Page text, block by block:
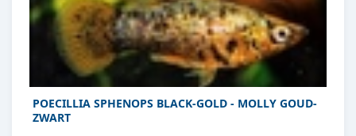
POECILLIA SPHENOPS BLACK-GOLD - MOLLY GOUD-
ZWART